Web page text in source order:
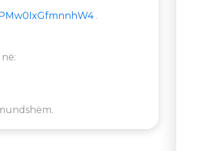
.